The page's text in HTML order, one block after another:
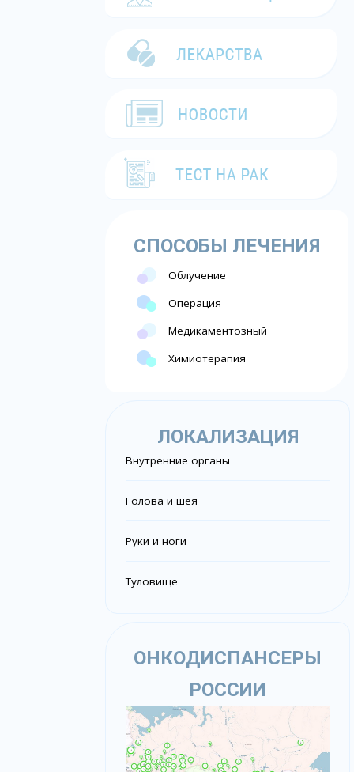
СПОСОБЫ ЛЕЧЕНИЯ
Облучение
Операция
Медикаментозный
Химиотерапия
ЛОКАЛИЗАЦИЯ
Внутренние органы
Голова и шея
Руки и ноги
Туловище
ОНКОДИСПАНСЕРЫ
РОССИИ